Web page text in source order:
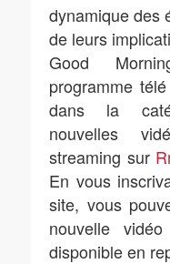
dynamique des
de leurs
Good
programme
dans la
nouvelles
streaming sur
En vous
site, vous
nouvelle
disponible en